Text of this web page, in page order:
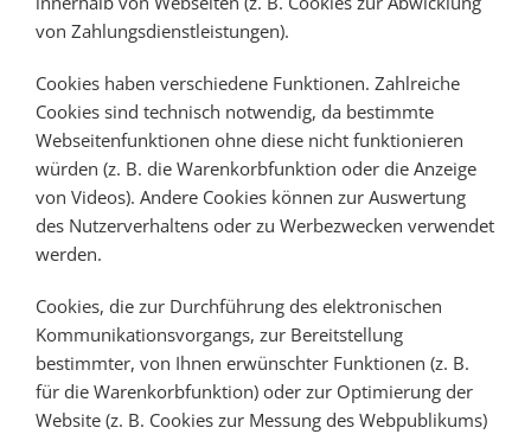
von Zahlungsdienstleistungen).
Cookies haben verschiedene Funktionen. Zahlreiche
Cookies sind technisch notwendig, da bestimmte
Webseitenfunktionen ohne diese nicht funktionieren
würden (z. B. die Warenkorbfunktion oder die Anzeige
von Videos). Andere Cookies können zur Auswertung
des Nutzerverhaltens oder zu Werbezwecken verwendet
werden.
Cookies, die zur Durchführung des elektronischen
Kommunikationsvorgangs, zur Bereitstellung
bestimmter, von Ihnen erwünschter Funktionen (z. B.
für die Warenkorbfunktion) oder zur Optimierung der
Website (z. B. Cookies zur Messung des Webpublikums)